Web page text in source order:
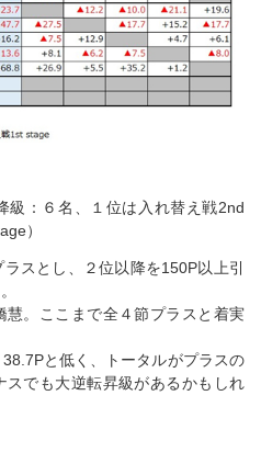
：６名、１位は入れ替え戦2nd
）
スとし、２位以降を150P以上引
慧。ここまで全４節プラスと着実
と低く、トータルがプラスの
でも大逆転昇級があるかもしれ